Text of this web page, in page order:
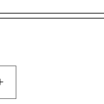
Aumenta